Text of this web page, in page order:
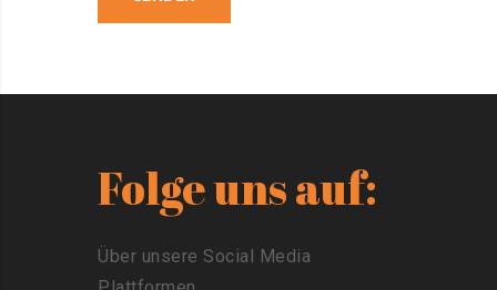
Folge uns auf:
Über unsere Social Media